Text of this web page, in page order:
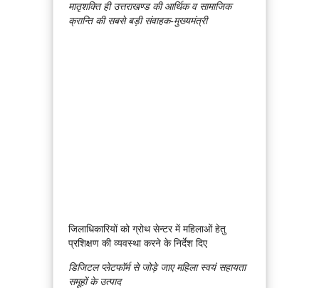
मातृशक्ति ही उत्तराखण्ड की आर्थिक व सामाजिक
क्रान्ति की सबसे बड़ी संवाहक-मुख्यमंत्री
जिलाधिकारियों को ग्रोथ सेन्टर में महिलाओं हेतु
प्रशिक्षण की व्यवस्था करने के निर्देश दिए
डिजिटल प्लेटफॉर्म से जोड़े जाए महिला स्वयं सहायता
समूहों के उत्पाद